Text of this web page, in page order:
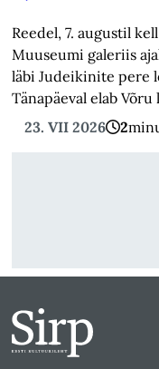
Reedel, 7. augustil
Muuseumi galeriis
läbi Judeikinite pere
Tänapäeval elab
23. VII 2026
2